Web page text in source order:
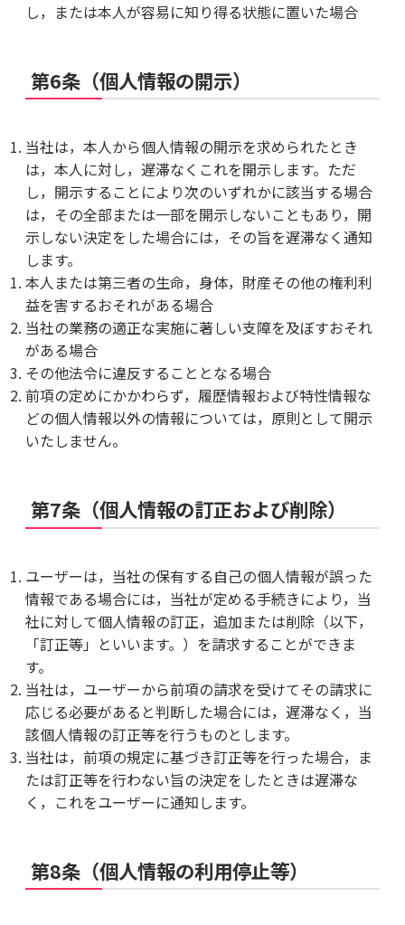
し，または本人が容易に知り得る状態に置いた場合
第6条（個人情報の開示）
当社は，本人から個人情報の開示を求められたとき
は，本人に対し，遅滞なくこれを開示します。ただ
し，開示することにより次のいずれかに該当する場合
は，その全部または一部を開示しないこともあり，開
示しない決定をした場合には，その旨を遅滞なく通知
します。
本人または第三者の生命，身体，財産その他の権利利
益を害するおそれがある場合
当社の業務の適正な実施に著しい支障を及ぼすおそれ
がある場合
その他法令に違反することとなる場合
前項の定めにかかわらず，履歴情報および特性情報な
どの個人情報以外の情報については，原則として開示
いたしません。
第7条（個人情報の訂正および削除）
ユーザーは，当社の保有する自己の個人情報が誤った
情報である場合には，当社が定める手続きにより，当
社に対して個人情報の訂正，追加または削除（以下，
「訂正等」といいます。）を請求することができま
す。
当社は，ユーザーから前項の請求を受けてその請求に
応じる必要があると判断した場合には，遅滞なく，当
該個人情報の訂正等を行うものとします。
当社は，前項の規定に基づき訂正等を行った場合，ま
たは訂正等を行わない旨の決定をしたときは遅滞な
く，これをユーザーに通知します。
第8条（個人情報の利用停止等）